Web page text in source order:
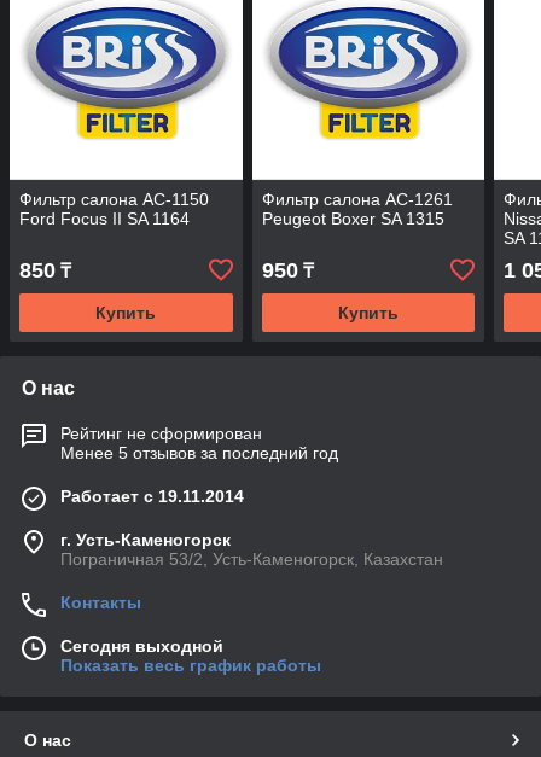
Фильтр салона AС-1150
Ford Focus II SA 1164
850 ₸
Купить
Фильтр салона AС-1261
Peugeot Boxer SA 1315
950₸
Купить
SA
1
О нас
Рейтинг не сформирован
Менее 5 отзывов за последний год
Работает с 19.11.2014
г. Усть-Каменогорск
Пограничная 53/2, Усть-Каменогорск, Казахстан
Контакты
Сегодня выходной
Показать весь график работы
О нас